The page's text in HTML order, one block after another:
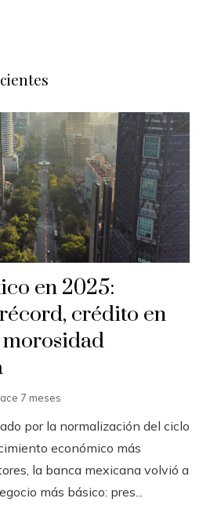
en 2025:
crédito en
7 meses
por la normalización del ciclo
económico más
la banca mexicana volvió a
más básico: pres...